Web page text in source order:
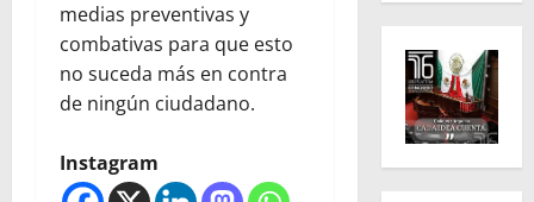
medias preventivas y
combativas para que esto
no suceda más en contra
de ningún ciudadano.
Instagram